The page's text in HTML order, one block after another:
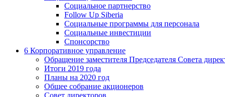
Социальное партнерство
Follow Up Siberia
Социальные программы для персонала
Социальные инвестиции
Спонсорство
6 Корпоративное управление
Обращение заместителя Председателя Совета
Итоги 2019 года
Планы на 2020 год
Общее собрание акционеров
Совет директоров